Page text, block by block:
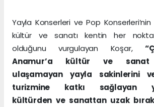
Yayla Konserleri ve Pop
kültür ve sanatı kentin her
olduğunu vurgulayan Koşar,
Anamur’a kültür ve sanat
ulaşamayan yayla sakinlerini
turizmine katkı sağlayan
kültürden ve sanattan uzak